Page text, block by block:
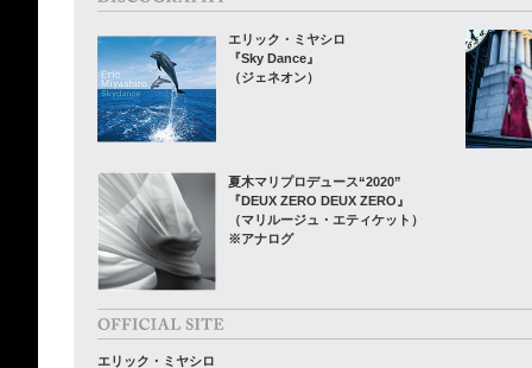
エリック・ミヤシロ
『Sky Dance』
（ジェネオン）
夏木マリプロデュース“2020”
『DEUX ZERO DEUX ZERO』
（マリルージュ・エティケット）
※アナログ
エリック・ミヤシロ